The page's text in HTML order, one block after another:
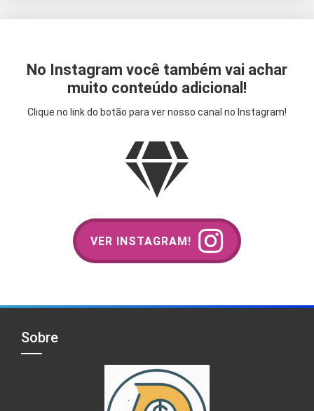
No Instagram você também vai achar
muito conteúdo adicional!
Clique no link do botão para ver nosso canal no Instagram!
VER INSTAGRAM!
Sobre